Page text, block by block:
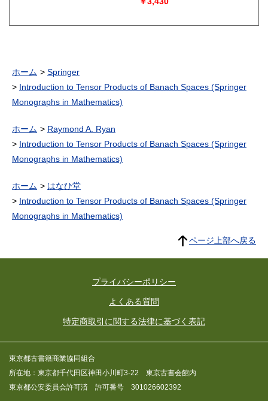
ホーム
Springer
Introduction to Tensor Products of Banach Spaces (Springer
Monographs in Mathematics)
ホーム
Raymond A. Ryan
Introduction to Tensor Products of Banach Spaces (Springer
Monographs in Mathematics)
ホーム
はなひ堂
Introduction to Tensor Products of Banach Spaces (Springer
Monographs in Mathematics)
ページ上部へ戻る
プライバシーポリシー
よくある質問
特定商取引に関する法律に基づく表記
東京都古書籍商業協同組合
所在地：東京都千代田区神田小川町3-22 東京古書会館内
東京都公安委員会許可済 許可番号 301026602392